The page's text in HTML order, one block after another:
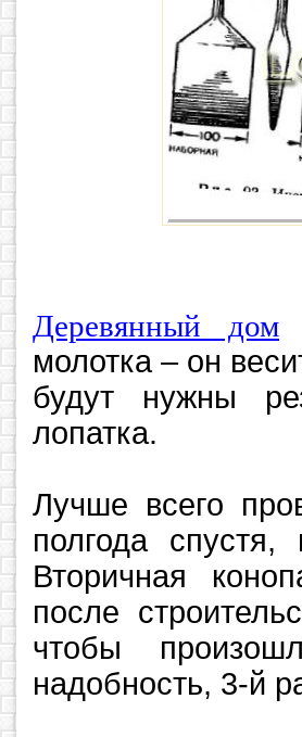
Деревянный дом
молотка – он
будут нужны
лопатка.
Лучше всего
полгода
Вторичная
после
чтобы
надобность, 3-й